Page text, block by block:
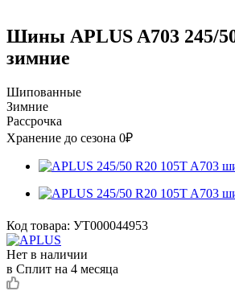
Шины APLUS A703 245/
зимние
Шипованные
Зимние
Рассрочка
Хранение до сезона 0₽
Код товара: УТ000044953
Нет в наличии
в Сплит на 4 месяца